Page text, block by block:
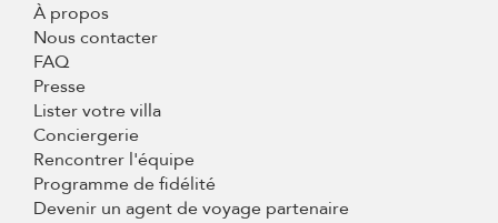
À propos
Nous contacter
FAQ
Presse
Lister votre villa
Conciergerie
Rencontrer l'équipe
Programme de fidélité
Devenir un agent de voyage partenaire